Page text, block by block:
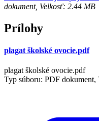
dokument, Velkosť: 2.44 MB
Prílohy
plagat školské ovocie.pdf
plagat školské ovocie.pdf
Typ súboru: PDF